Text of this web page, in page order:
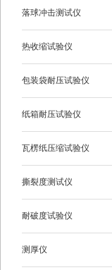
落球冲击测试仪
热收缩试验仪
包装袋耐压试验仪
纸箱耐压试验仪
瓦楞纸压缩试验仪
撕裂度测试仪
耐破度试验仪
测厚仪